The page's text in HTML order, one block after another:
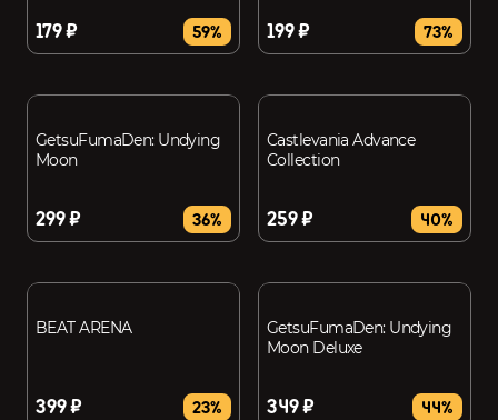
179 ₽ 59% 199 ₽ 73%
GetsuFumaDen: Undying
Moon
299 ₽ 36%
Castlevania Advance
Collection
259 ₽ 40%
BEAT ARENA
399 ₽ 23%
GetsuFumaDen: Undying
Moon Deluxe
349 ₽ 44%